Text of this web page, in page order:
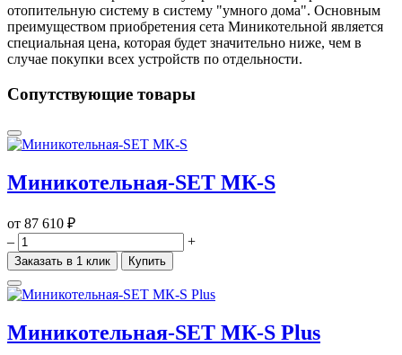
отопительную систему в систему "умного дома". Основным
преимуществом приобретения сета Миникотельной является
специальная цена, которая будет значительно ниже, чем в
случае покупки всех устройств по отдельности.
Сопутствующие товары
Миникотельная-SET МК-S
от 87 610 ₽
–
+
Заказать в 1 клик Купить
Миникотельная-SET МК-S Plus